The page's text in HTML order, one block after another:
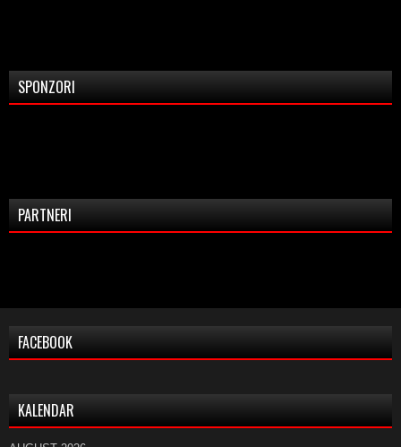
SPONZORI
PARTNERI
FACEBOOK
KALENDAR